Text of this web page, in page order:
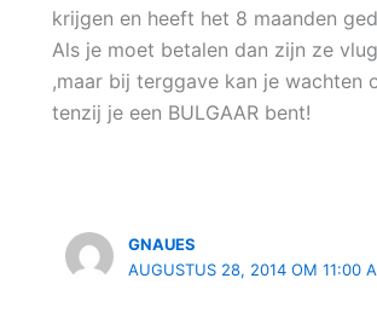
krijgen en heeft het 8 maanden
Als je moet betalen dan zijn ze
,maar bij terggave kan je wachten
tenzij je een BULGAAR bent!
GNAUES
AUGUSTUS 28, 2014 OM 11:00